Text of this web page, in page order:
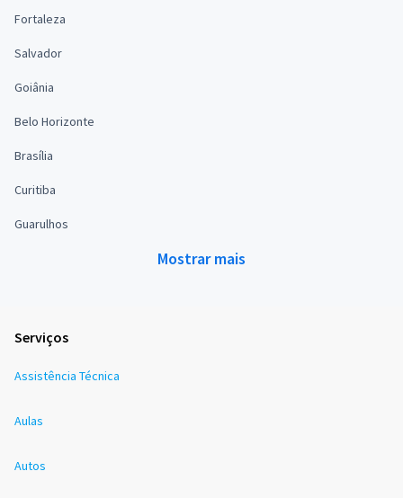
Fortaleza
Salvador
Goiânia
Belo Horizonte
Brasília
Curitiba
Guarulhos
Mostrar mais
Serviços
Assistência Técnica
Aulas
Autos